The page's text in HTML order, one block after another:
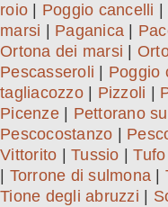
roio
Poggio cancelli
marsi
Paganica
Ortona dei marsi
Pescasseroli
Poggio
tagliacozzo| Pizzoli
Picenze| Pettorano
Pescocostanzo
Vittorito
Tussio |
Torrone di sulmona
Tione degli abruzzi